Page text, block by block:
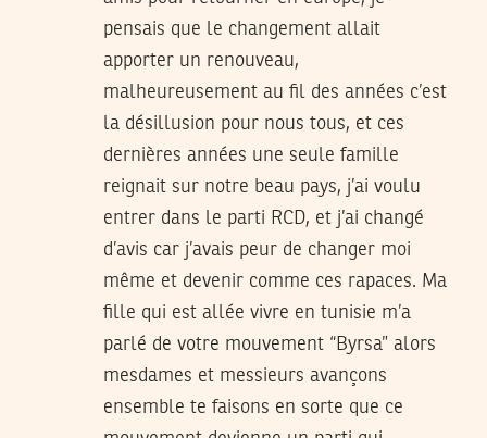
pensais que le changement allait
apporter un renouveau,
malheureusement au fil des années c’est
la désillusion pour nous tous, et ces
dernières années une seule famille
reignait sur notre beau pays, j’ai voulu
entrer dans le parti RCD, et j’ai changé
d’avis car j’avais peur de changer moi
même et devenir comme ces rapaces. Ma
fille qui est allée vivre en tunisie m’a
parlé de votre mouvement “Byrsa” alors
mesdames et messieurs avançons
ensemble te faisons en sorte que ce